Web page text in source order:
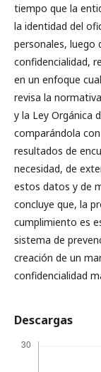
tiempo que la
la identidad del
personales, luego
confidencialidad,
en un enfoque
revisa la
y la Ley Orgánica
comparándola
resultados de
necesidad, de
estos datos y de
concluye que, la
cumplimiento es
sistema de
creación de un
confidencialidad
Descargas